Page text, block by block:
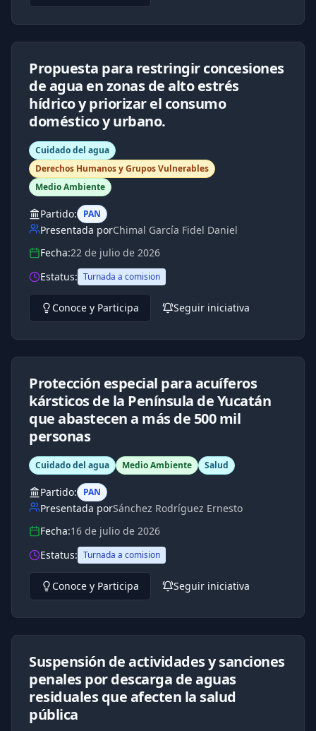
Propuesta para restringir concesiones
de agua en zonas de alto estrés
hídrico y priorizar el consumo
doméstico y urbano.
Cuidado del agua
Derechos Humanos y Grupos Vulnerables
Medio Ambiente
Partido: PAN
Presentada porChimal García Fidel Daniel
Fecha:22 de julio de 2026
Estatus: Turnada a comision
Conoce y Participa Seguir iniciativa
Protección especial para acuíferos
kársticos de la Península de Yucatán
que abastecen a más de 500 mil
personas
Cuidado del agua Medio Ambiente Salud
Partido: PAN
Presentada porSánchez Rodríguez Ernesto
Fecha:16 de julio de 2026
Estatus: Turnada a comision
Conoce y Participa Seguir iniciativa
Suspensión de actividades y sanciones
penales por descarga de aguas
residuales que afecten la salud
pública